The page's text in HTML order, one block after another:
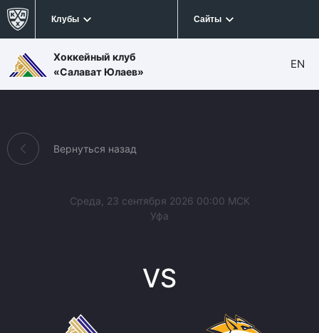
Клубы Сайты
Хоккейный клуб
«Салават Юлаев»
EN
Вернуться назад
Среда, 23 сентября 2026 00:00 МСК
Уфа
VS